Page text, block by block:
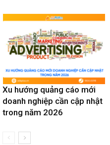
Xu hướng quảng cáo mới
doanh nghiệp cần cập nhật
trong năm 2026